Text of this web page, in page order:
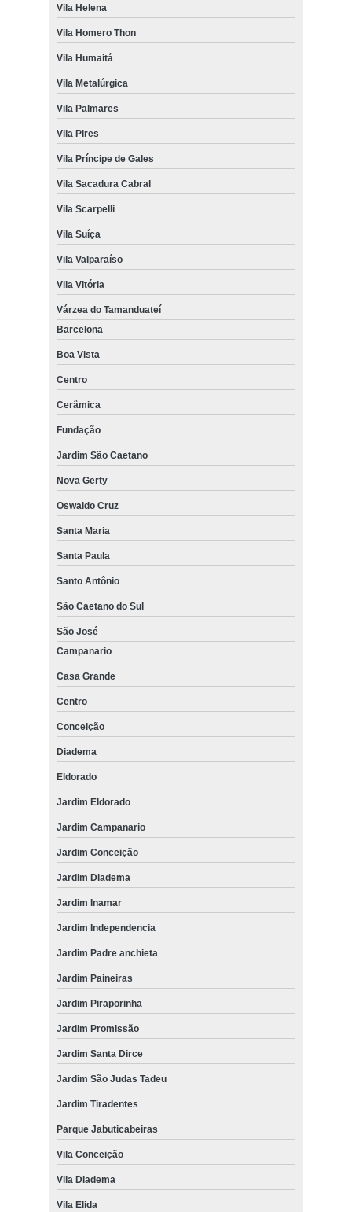
Vila Helena
Vila Homero Thon
Vila Humaitá
Vila Metalúrgica
Vila Palmares
Vila Pires
Vila Príncipe de Gales
Vila Sacadura Cabral
Vila Scarpelli
Vila Suíça
Vila Valparaíso
Vila Vitória
Várzea do Tamanduateí
Barcelona
Boa Vista
Centro
Cerâmica
Fundação
Jardim São Caetano
Nova Gerty
Oswaldo Cruz
Santa Maria
Santa Paula
Santo Antônio
São Caetano do Sul
São José
Campanario
Casa Grande
Centro
Conceição
Diadema
Eldorado
Jardim Eldorado
Jardim Campanario
Jardim Conceição
Jardim Diadema
Jardim Inamar
Jardim Independencia
Jardim Padre anchieta
Jardim Paineiras
Jardim Piraporinha
Jardim Promissão
Jardim Santa Dirce
Jardim São Judas Tadeu
Jardim Tiradentes
Parque Jabuticabeiras
Vila Conceição
Vila Diadema
Vila Elida